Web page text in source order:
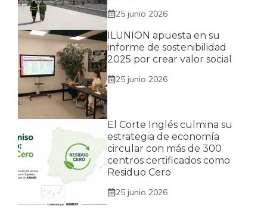
25 junio 2026
ILUNION apuesta en su
informe de sostenibilidad
2025 por crear valor social
25 junio 2026
El Corte Inglés culmina su
estrategia de economía
circular con más de 300
centros certificados como
Residuo Cero
25 junio 2026